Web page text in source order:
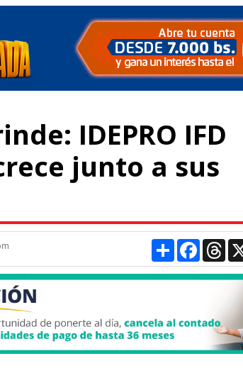
IDEPRO IFD
junto a sus
CompartirFacebook